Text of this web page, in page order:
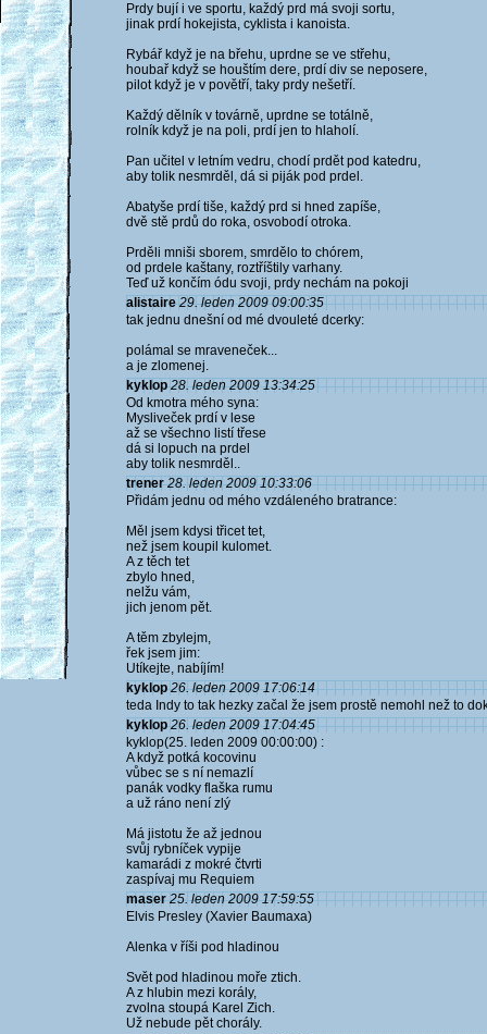
Prdy bují i ve sportu, každý prd má svoji sortu,
jinak prdí hokejista, cyklista i kanoista.
Rybář když je na břehu, uprdne se ve střehu,
houbař když se houštím dere, prdí div se neposere,
pilot když je v povětří, taky prdy nešetří.
Každý dělník v továrně, uprdne se totálně,
rolník když je na poli, prdí jen to hlaholí.
Pan učitel v letním vedru, chodí prdět pod katedru,
aby tolik nesmrděl, dá si piják pod prdel.
Abatyše prdí tiše, každý prd si hned zapíše,
dvě stě prdů do roka, osvobodí otroka.
Prděli mniši sborem, smrdělo to chórem,
od prdele kaštany, roztříštily varhany.
Teď už končím ódu svoji, prdy nechám na pokoji
alistaire 29. leden 2009 09:00:35
tak jednu dnešní od mé dvouleté dcerky:
polámal se mraveneček...
a je zlomenej.
kyklop 28. leden 2009 13:34:25
Od kmotra mého syna:
Mysliveček prdí v lese
až se všechno listí třese
dá si lopuch na prdel
aby tolik nesmrděl..
trener 28. leden 2009 10:33:06
Přidám jednu od mého vzdáleného bratrance:
Měl jsem kdysi třicet tet,
než jsem koupil kulomet.
A z těch tet
zbylo hned,
nelžu vám,
jich jenom pět.
A těm zbylejm,
řek jsem jim:
Utíkejte, nabíjím!
kyklop 26. leden 2009 17:06:14
teda Indy to tak hezky začal že jsem prostě nemohl než to
kyklop 26. leden 2009 17:04:45
kyklop(25. leden 2009 00:00:00) :
A když potká kocovinu
vůbec se s ní nemazlí
panák vodky flaška rumu
a už ráno není zlý
Má jistotu že až jednou
svůj rybníček vypije
kamarádi z mokré čtvrti
zaspívaj mu Requiem
maser 25. leden 2009 17:59:55
Elvis Presley (Xavier Baumaxa)
Alenka v říši pod hladinou
Svět pod hladinou moře ztich.
A z hlubin mezi korály,
zvolna stoupá Karel Zich.
Už nebude pět chorály.